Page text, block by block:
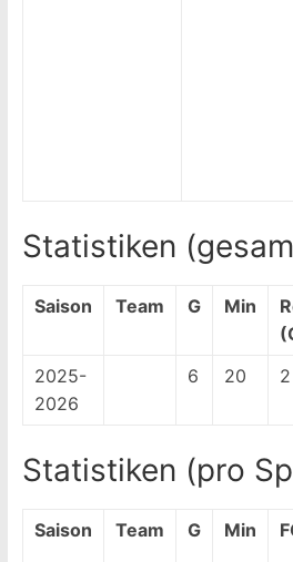
Statistiken
Saison Team G Min
2025-
2026
6 20 2
Statistiken (pro
Saison Team G Min